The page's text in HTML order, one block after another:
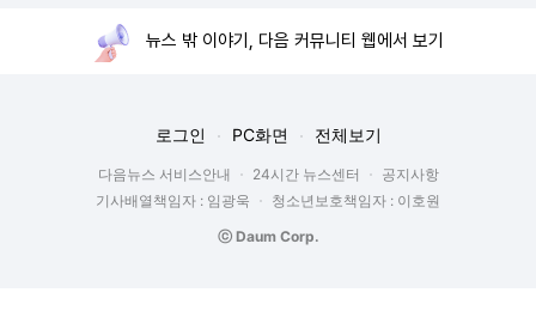
뉴스 밖 이야기, 다음 커뮤니티 웹에서 보기
로그인 PC화면 전체보기
다음뉴스 서비스안내 24시간 뉴스센터
공지사항
기사배열책임자 : 임광욱
청소년보호책임자 : 이호원
ⓒ Daum Corp.